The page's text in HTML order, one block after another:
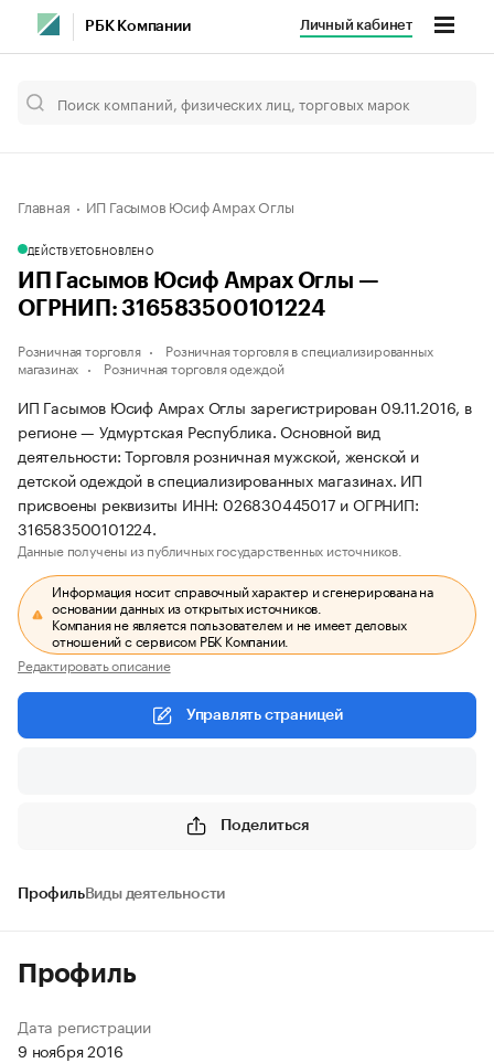
РБК Компании Личный кабинет
Главная ИП Гасымов Юсиф Амрах Оглы
ДЕЙСТВУЕТОБНОВЛЕНО
ИП Гасымов Юсиф Амрах Оглы —
ОГРНИП: 316583500101224
Розничная торговля
Розничная торговля в специализированных
магазинах
Розничная торговля одеждой
ИП Гасымов Юсиф Амрах Оглы зарегистрирован 09.11.2016, в
регионе — Удмуртская Республика. Основной вид
деятельности: Торговля розничная мужской, женской и
детской одеждой в специализированных магазинах. ИП
присвоены реквизиты ИНН: 026830445017 и ОГРНИП:
316583500101224.
Данные получены из публичных государственных источников.
Информация носит справочный характер и сгенерирована на
основании данных из открытых источников.
Компания не является пользователем и не имеет деловых
отношений с сервисом РБК Компании.
Редактировать описание
Управлять страницей
Поделиться
ПрофильВиды деятельности
Профиль
Дата регистрации
9 ноября 2016